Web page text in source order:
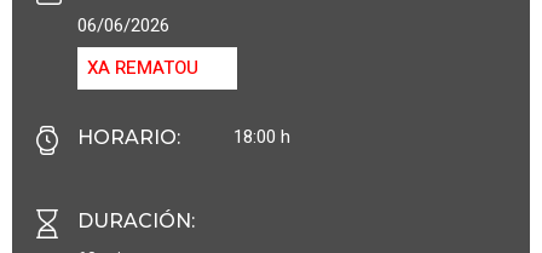
06/06/2026
XA REMATOU
HORARIO: 18:00 h
DURACIÓN: